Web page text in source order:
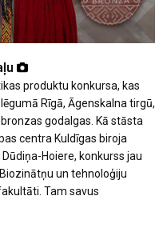
produktu konkursa, kas
Rīgā, Āgenskalna tirgū,
godalgas. Kā stāsta
centra Kuldīgas biroja
Hoiere, konkurss jau
un tehnoloģiju
Tam savus